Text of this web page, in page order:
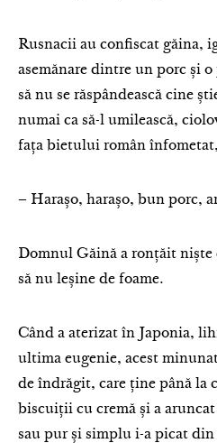
Rusnacii au confiscat găina,
asemănare dintre un porc și
să nu se răspândească cine
numai ca să-l umilească,
fața bietului român
– Harașo, harașo, bun porc,
Domnul Găină a ronțăit niște
să nu leșine de foame.
Când a aterizat în Japonia,
ultima eugenie, acest
de îndrăgit, care ține până
biscuiții cu cremă și a
sau pur și simplu i-a picat